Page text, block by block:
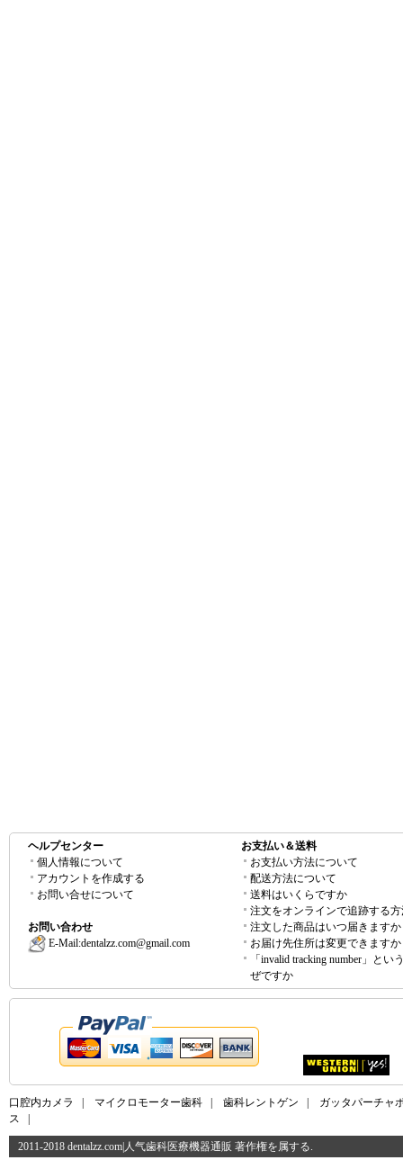
ヘルプセンター
個人情報について
アカウントを作成する
お問い合せについて
お問い合わせ
E-Mail:dentalzz.com@gmail.com
お支払い＆送料
お支払い方法について
配送方法について
送料はいくらですか
注文をオンラインで追跡する
注文した商品はいつ届きますか
お届け先住所は変更できますか
「invalid tracking number」とい
ぜですか
口腔内カメラ マイクロモーター歯科 歯科レントゲン
ガッタパーチャ
ス
2011-2018 dentalzz.com|人气歯科医療機器通販 著作権を属する.